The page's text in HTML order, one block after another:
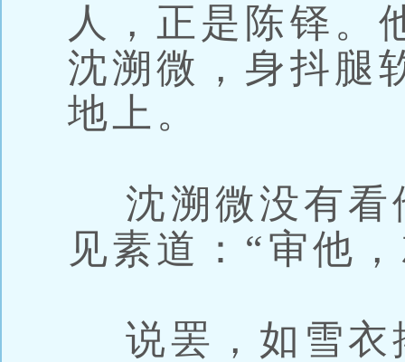
人，正是陈铎。
沈溯微，身抖腿
地上。
沈溯微没有看
见素道：“审他
说罢，如雪衣